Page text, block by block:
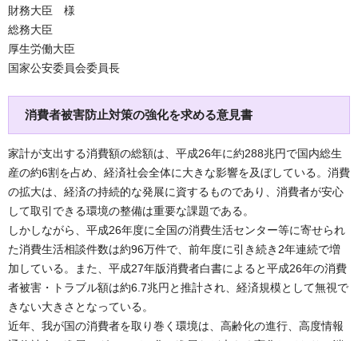
財務大臣 様
総務大臣
厚生労働大臣
国家公安委員会委員長
消費者被害防止対策の強化を求める意見書
家計が支出する消費額の総額は、平成26年に約288兆円で国内総生
産の約6割を占め、経済社会全体に大きな影響を及ぼしている。消費
の拡大は、経済の持続的な発展に資するものであり、消費者が安心
して取引できる環境の整備は重要な課題である。
しかしながら、平成26年度に全国の消費生活センター等に寄せられ
た消費生活相談件数は約96万件で、前年度に引き続き2年連続で増
加している。また、平成27年版消費者白書によると平成26年の消費
者被害・トラブル額は約6.7兆円と推計され、経済規模として無視で
きない大きさとなっている。
近年、我が国の消費者を取り巻く環境は、高齢化の進行、高度情報